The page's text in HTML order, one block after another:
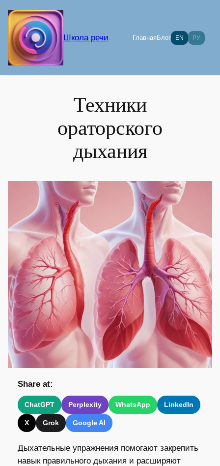
содержимому
Школа речи ГлавнаяБлог EN РУ
Техники
ораторского
дыхания
Share at:
ChatGPT Perplexity WhatsApp LinkedIn
X Grok Google AI
Дыхательные упражнения помогают закрепить
навык правильного дыхания и расширяют